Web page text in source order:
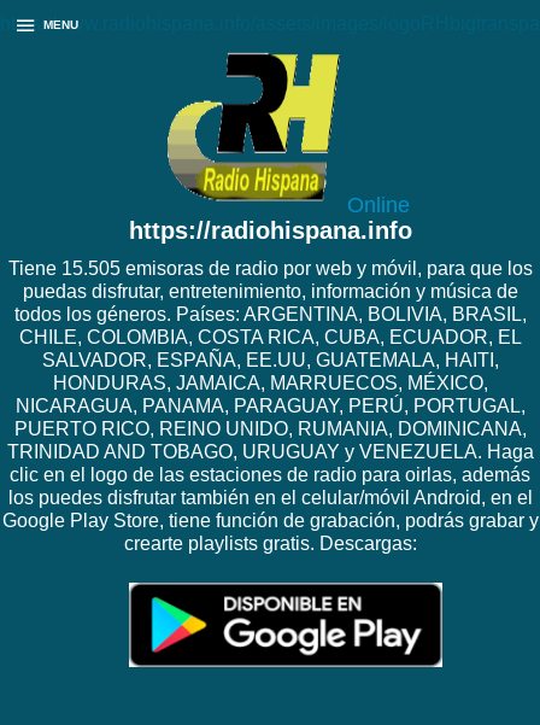
https://www.radiohispana.info/assets/images/
Online
https://radiohispana.info
Tiene 15.505 emisoras de radio por web y móvil, para que los
puedas disfrutar, entretenimiento, información y música de
todos los géneros. Países: ARGENTINA, BOLIVIA, BRASIL,
CHILE, COLOMBIA, COSTA RICA, CUBA, ECUADOR, EL
SALVADOR, ESPAÑA, EE.UU, GUATEMALA, HAITI,
HONDURAS, JAMAICA, MARRUECOS, MÉXICO,
NICARAGUA, PANAMA, PARAGUAY, PERÚ, PORTUGAL,
PUERTO RICO, REINO UNIDO, RUMANIA, DOMINICANA,
TRINIDAD AND TOBAGO, URUGUAY y VENEZUELA. Haga
clic en el logo de las estaciones de radio para oirlas, además
los puedes disfrutar también en el celular/móvil Android, en el
Google Play Store, tiene función de grabación, podrás grabar y
crearte playlists gratis. Descargas:
MENU